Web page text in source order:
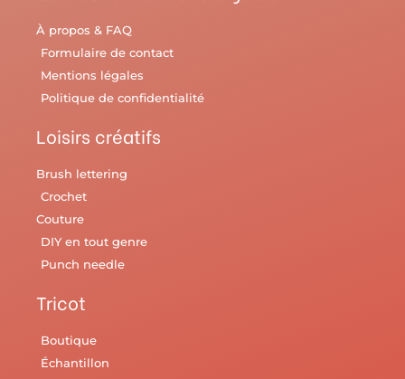
À propos & FAQ
Formulaire de contact
Mentions légales
Politique de confidentialité
Loisirs créatifs
Brush lettering
Crochet
Couture
DIY en tout genre
Punch needle
Tricot
Boutique
Échantillon